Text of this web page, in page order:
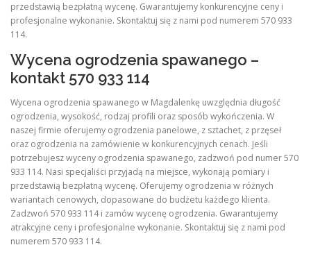
przedstawią bezpłatną wycenę. Gwarantujemy konkurencyjne ceny i
profesjonalne wykonanie. Skontaktuj się z nami pod numerem 570 933
114.
Wycena ogrodzenia spawanego –
kontakt 570 933 114
Wycena ogrodzenia spawanego w Magdalenkę uwzględnia długość
ogrodzenia, wysokość, rodzaj profili oraz sposób wykończenia. W
naszej firmie oferujemy ogrodzenia panelowe, z sztachet, z przęseł
oraz ogrodzenia na zamówienie w konkurencyjnych cenach. Jeśli
potrzebujesz wyceny ogrodzenia spawanego, zadzwoń pod numer 570
933 114. Nasi specjaliści przyjadą na miejsce, wykonają pomiary i
przedstawią bezpłatną wycenę. Oferujemy ogrodzenia w różnych
wariantach cenowych, dopasowane do budżetu każdego klienta.
Zadzwoń 570 933 114 i zamów wycenę ogrodzenia. Gwarantujemy
atrakcyjne ceny i profesjonalne wykonanie. Skontaktuj się z nami pod
numerem 570 933 114.